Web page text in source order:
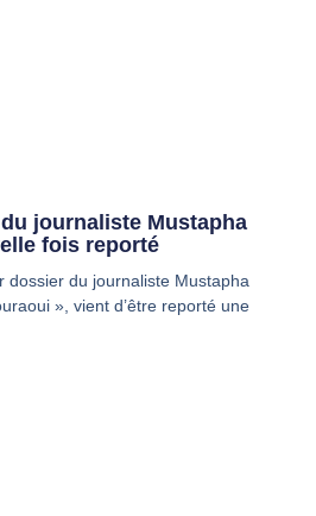
journaliste Mustapha
fois reporté
dossier du journaliste Mustapha
», vient d’être reporté une